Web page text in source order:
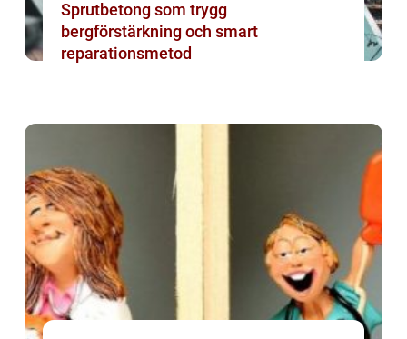
Sprutbetong som trygg
bergförstärkning och smart
reparationsmetod